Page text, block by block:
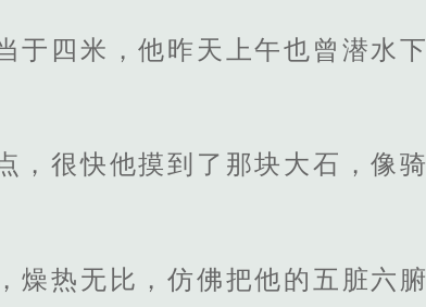
于四米，他昨天上午也曾潜水下
，很快他摸到了那块大石，像骑
燥热无比，仿佛把他的五脏六腑